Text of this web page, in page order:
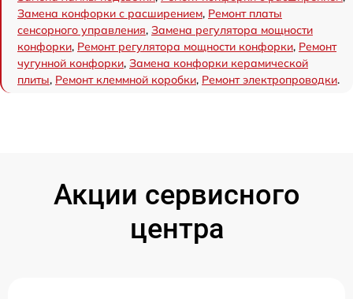
Замена конфорки с расширением, Ремонт платы
сенсорного управления, Замена регулятора мощности
конфорки, Ремонт регулятора мощности конфорки, Ремонт
чугунной конфорки, Замена конфорки керамической
плиты, Ремонт клеммной коробки, Ремонт электропроводки.
Акции сервисного
центра